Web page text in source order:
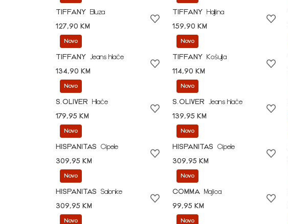
TIFFANY
Bluza
127,90 KM
TIFFANY
Haljina
159,90 KM
Novo
TIFFANY
Jeans hlače
134,90 KM
Novo
TIFFANY
Košulja
114,90 KM
Novo
S.OLIVER
Hlače
179,95 KM
Novo
S.OLIVER
Jeans hlače
139,95 KM
Novo
HISPANITAS
Cipele
309,95 KM
Novo
HISPANITAS
Cipele
309,95 KM
Novo
HISPANITAS
Salonke
309,95 KM
Novo
COMMA
Majica
99,95 KM
Novo Novo